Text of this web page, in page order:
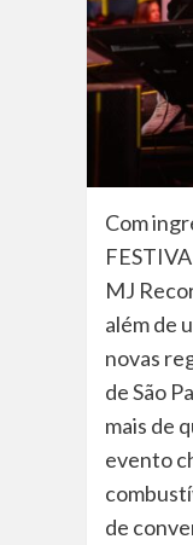
Com
MJ
além de
novas
de São
mais de
evento
de